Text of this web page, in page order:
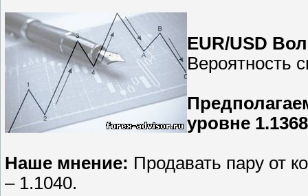
EUR/USD
Вероятность
уровне
Наше мнение: Продавать пару от
– 1.1040.